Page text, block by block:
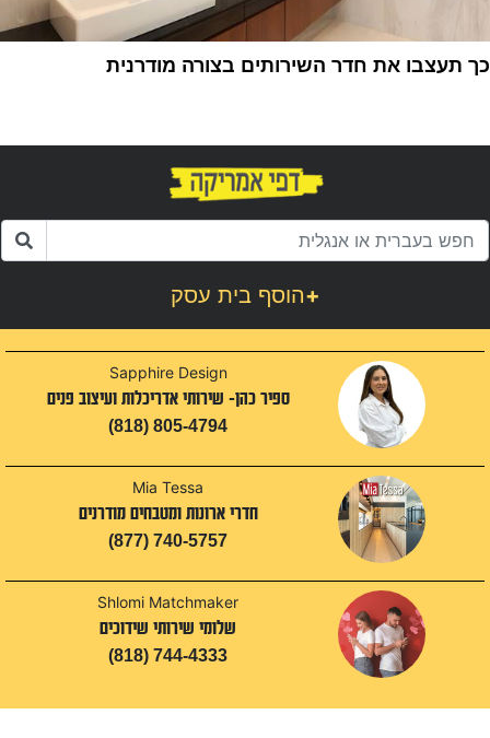
כך תעצבו את חדר השירותים בצורה מודרנית
הוסף בית עסק+
Sapphire Design
ספיר כהן- שירותי אדריכלות ועיצוב פנים
(818) 805-4794
Mia Tessa
חדרי ארונות ומטבחים מודרנים
(877) 740-5757
Shlomi Matchmaker
שלומי שירותי שידוכים
(818) 744-4333